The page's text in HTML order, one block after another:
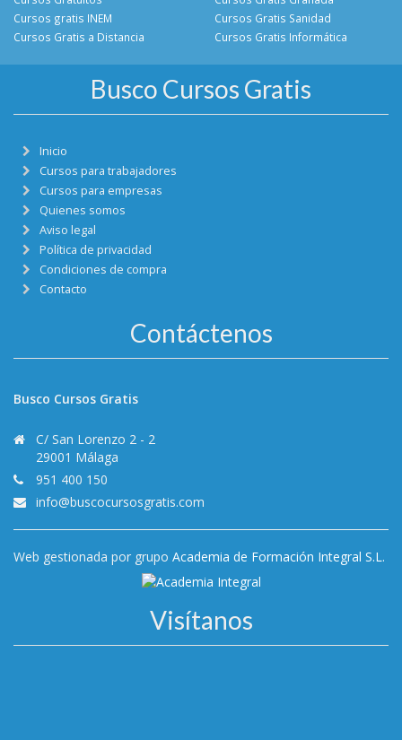
Cursos gratis INEM
Cursos Gratis a Distancia
Cursos Gratis Sanidad
Cursos Gratis Informática
Busco Cursos Gratis
Inicio
Cursos para trabajadores
Cursos para empresas
Quienes somos
Aviso legal
Política de privacidad
Condiciones de compra
Contacto
Contáctenos
Busco Cursos Gratis
C/ San Lorenzo 2 - 2
29001 Málaga
951 400 150
info@buscocursosgratis.com
Web gestionada por grupo Academia de Formación Integral S.L.
Visítanos